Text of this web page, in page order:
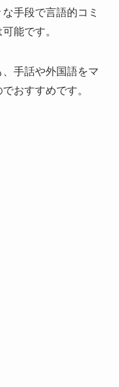
手段で言語的コミ
能です。
手話や外国語をマ
おすすめです。